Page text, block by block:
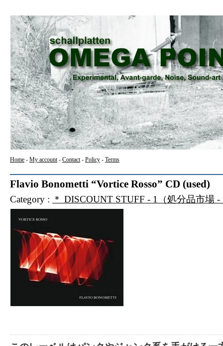
Home - My account- Contact- Policy - Terms
Flavio Bonometti “Vortice Rosso” CD (used)
Category : ＊ DISCOUNT STUFF - 1（処分品市場 -